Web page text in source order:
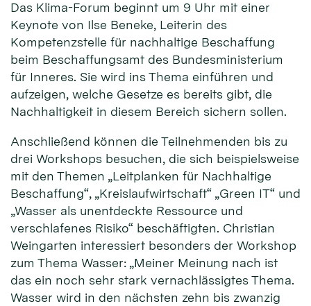
Das Klima-Forum beginnt um 9 Uhr mit einer
Keynote von Ilse Beneke, Leiterin des
Kompetenzstelle für nachhaltige Beschaffung
beim Beschaffungsamt des Bundesministerium
für Inneres. Sie wird ins Thema einführen und
aufzeigen, welche Gesetze es bereits gibt, die
Nachhaltigkeit in diesem Bereich sichern sollen.
Anschließend können die Teilnehmenden bis zu
drei Workshops besuchen, die sich beispielsweise
mit den Themen „Leitplanken für Nachhaltige
Beschaffung“, „Kreislaufwirtschaft“ „Green IT“ und
„Wasser als unentdeckte Ressource und
verschlafenes Risiko“ beschäftigten. Christian
Weingarten interessiert besonders der Workshop
zum Thema Wasser: „Meiner Meinung nach ist
das ein noch sehr stark vernachlässigtes Thema.
Wasser wird in den nächsten zehn bis zwanzig